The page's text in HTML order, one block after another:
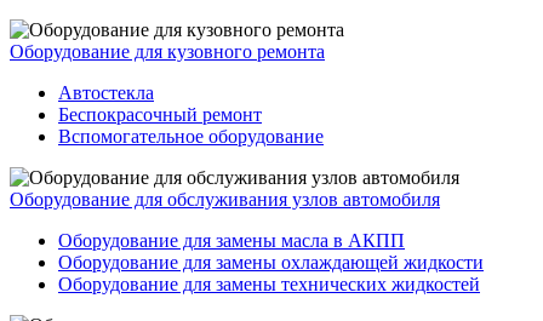
Оборудование для кузовного ремонта
Автостекла
Беспокрасочный ремонт
Вспомогательное оборудование
Оборудование для обслуживания узлов автомобиля
Оборудование для замены масла в АКПП
Оборудование для замены охлаждающей жидкости
Оборудование для замены технических жидкостей